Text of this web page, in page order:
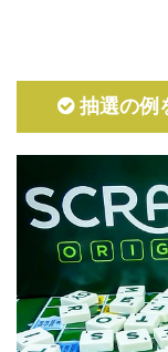
抽選の例